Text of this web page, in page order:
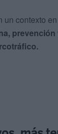
un contexto